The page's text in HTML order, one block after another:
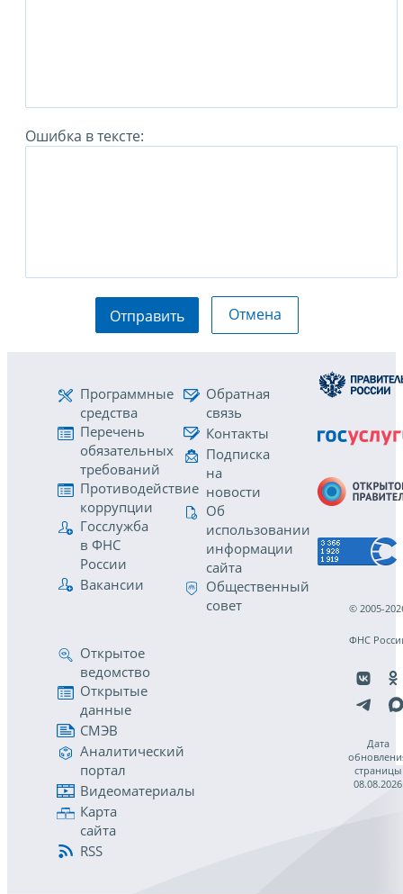
Ошибка в тексте:
Отправить Отмена
Программные
средства
Перечень
обязательных
требований
Противодействие
коррупции
Госслужба
в ФНС
России
Вакансии
Обратная
связь
Контакты
Подписка
на
новости
Об
использовании
информации
сайта
Общественный
совет
Открытое
ведомство
Открытые
данные
СМЭВ
Аналитический
портал
Видеоматериалы
Карта
сайта
RSS
© 2005-
ФНС
Дата
страницы
08.08.2026